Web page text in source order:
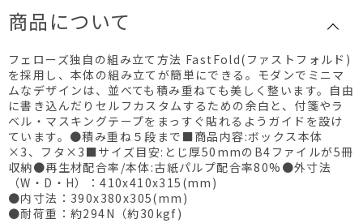
商品について
フェローズ独自の組み立て方法 FastFold(ファストフォルド)
を採用し、本体の組み立てが簡単にできる。モダンでミニマ
ムなデザインは、並べても積み重ねても美しく整います。自由
に書き込んだりセルフカスタムするための余白と、付箋やラ
ベル・マスキングテープをまっすぐ貼れるようガイドを設け
ています。●積み重ね５段まで■商品内容:ボックス本体
×3、フタ×3■サイズ目安:とじ厚50mmのB4ファイルが5冊
収納●再生材配合率/本体:古紙パルプ配合率80%●外寸法
（W・D・H）：410x410x315(mm)
●内寸法：390x380x305(mm)
●耐荷重：約294N（約30kgf)